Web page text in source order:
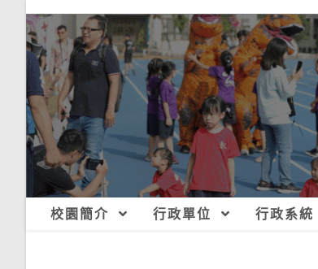
校園簡介 行政單位 行政系統